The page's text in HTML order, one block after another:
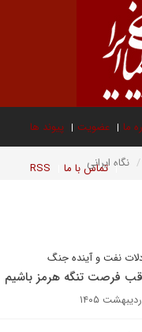
ما عضویت پیوند ها
تماس با ما RSS نگاه ایرانی
نفت و آینده جنگ
فرصت تنگه هرمز باشیم